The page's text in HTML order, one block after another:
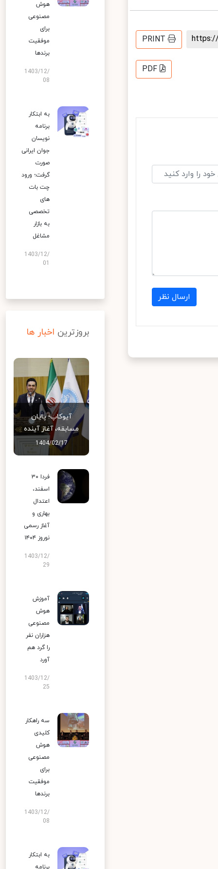
PRINT
PDF
ارسال نظر
هوش
مصنوعی
برای
موفقیت
برندها
1403/12/
08
به ابتکار
برنامه
نویسان
جوان ایرانی
صورت
گرفت؛ ورود
چت بات
های
تخصصی
به بازار
مشاغل
1403/12/
بروزترین اخبار ها
آیوکاپ؛ پایان
مسابقه، آغاز آینده
1404/02/17
فردا ۳۰
اسفند،
اعتدال
بهاری و
آغاز رسمی
نوروز ۱۴۰۴
1403/12/
29
آموزش
هوش
مصنوعی
هزاران نفر
را گرد هم
آورد
1403/12/
25
سه راهکار
کلیدی
هوش
مصنوعی
برای
موفقیت
برندها
1403/12/
08
به ابتکار
برنامه